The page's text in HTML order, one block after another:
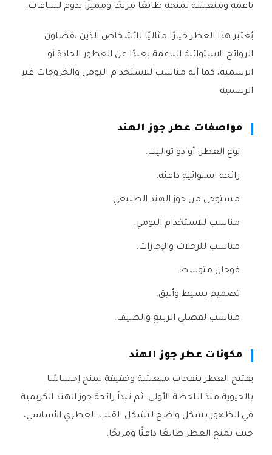
ناعمة ومنعشة تمنحه طابعًا مريحًا ومميزًا يدوم لساعات.
يُعتبر هذا العطر خيارًا مثاليًا للأشخاص الذين يفضلون
الروائح الاستوائية الناعمة بعيدًا عن العطور الحادة أو
الرسمية، كما أنه مناسب للاستخدام اليومي والخروجات غير
الرسمية.
مواصفات عطر جوز الهند
نوع العطر: أو دو تواليت.
رائحة استوائية دافئة.
مستوحى من جوز الهند الطبيعي.
مناسب للاستخدام اليومي.
مناسب للرحلات والإجازات.
فوحان متوسط.
تصميم بسيط وأنيق.
مناسب لفصلي الربيع والصيف.
مكونات عطر جوز الهند
يفتتح العطر بنفحات منعشة وخفيفة تمنح إحساسًا
بالحيوية منذ اللحظة الأولى. ثم تبدأ رائحة جوز الهند الكريمية
في الظهور بشكل واضح لتشكل القلب العطري الأساسي،
حيث تمنح العطر طابعًا دافئًا ومريحًا.